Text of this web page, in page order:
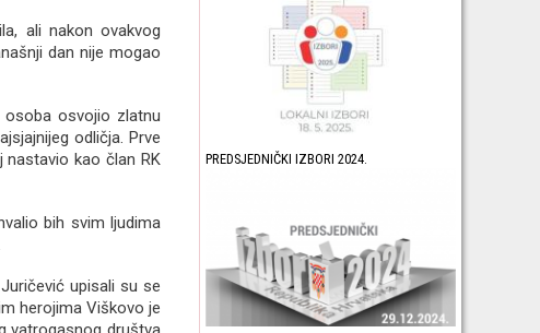
ali nakon ovakvog
dan nije mogao
osoba osvojio zlatnu
odličja. Prve
kao član RK
bih svim ljudima
upisali su se
herojima Viškovo je
PREDSJEDNIČKI IZBORI 2024.